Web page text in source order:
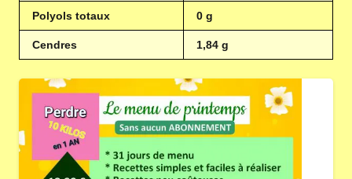
Polyols totaux 0 g
Cendres 1,84 g